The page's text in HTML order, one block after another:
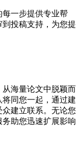
一步提供专业帮
投稿支持，为您提
海量论文中脱颖而
同您一起，通过建
建立联系。无论您
助您迅速扩展影响